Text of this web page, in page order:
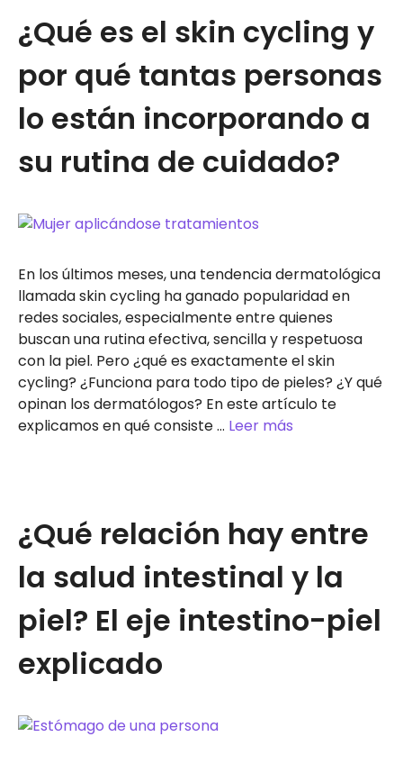
¿Qué es el skin cycling y
por qué tantas personas
lo están incorporando a
su rutina de cuidado?
En los últimos meses, una tendencia dermatológica
llamada skin cycling ha ganado popularidad en
redes sociales, especialmente entre quienes
buscan una rutina efectiva, sencilla y respetuosa
con la piel. Pero ¿qué es exactamente el skin
cycling? ¿Funciona para todo tipo de pieles? ¿Y qué
opinan los dermatólogos? En este artículo te
explicamos en qué consiste … Leer más
¿Qué relación hay entre
la salud intestinal y la
piel? El eje intestino-piel
explicado